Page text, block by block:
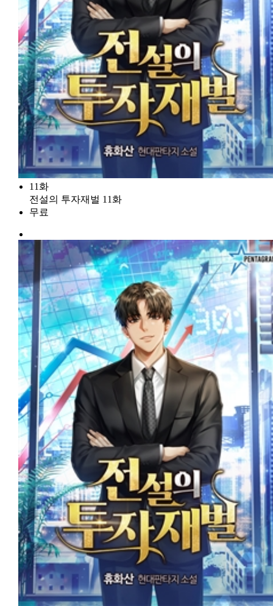
11화
전설의 투자재벌 11화
무료